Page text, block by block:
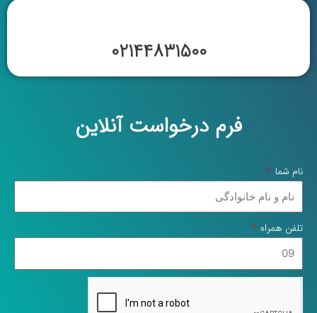
02144831500
فرم درخواست آنلاین
نام شما
تلفن همراه